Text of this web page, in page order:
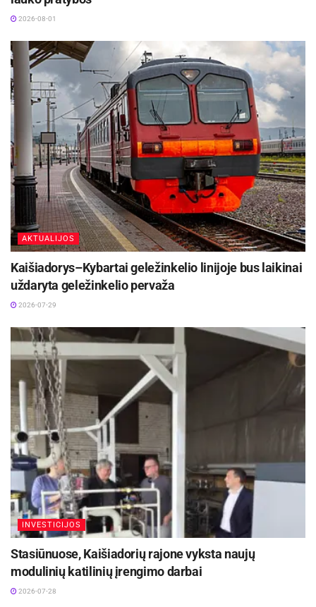
2026-08-01
AKTUALIJOS
Kaišiadorys–Kybartai geležinkelio linijoje bus laikinai
uždaryta geležinkelio pervaža
2026-07-29
INVESTICIJOS
Stasiūnuose, Kaišiadorių rajone vyksta naujų
modulinių katilinių įrengimo darbai
2026-07-28